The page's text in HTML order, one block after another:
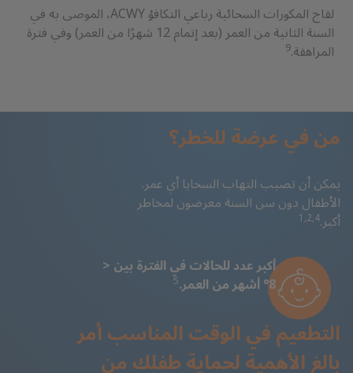
لقاح المكورات السحائية رباعي التكافؤ ACWY، الموصى به في
السنة الثانية من العمر (بعد إتمام 12 شهرًا من العمر) وفي فترة
المراهقة.9
من في عرضة للخطر؟
يمكن أن تصيب التهاب السحايا أي عمر.
الأطفال دون سن السنة معرضون لمخاطر
أكبر.1,2,4
أكبر عدد للحالات في الفترة بين <
8° أشهر من العمر. 5
التطعيم في الوقت المناسب أمر
بالغ الأهمية لحماية طفلك من